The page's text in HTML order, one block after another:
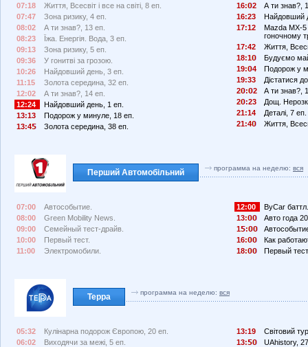
07:18
Життя, Всесвіт і все на світі, 8 еп.
07:47
Зона ризику, 4 еп.
08:02
А ти знав?, 13 еп.
08:23
Їжа. Енергія. Вода, 3 еп.
09:13
Зона ризику, 5 еп.
09:36
У гонитві за грозою.
10:26
Найдовший день, 3 еп.
11:15
Золота середина, 32 еп.
12:02
А ти знав?, 14 еп.
12:24
Найдовший день, 1 еп.
13:13
Подорож у минуле, 18 еп.
13:4
Золота середина, 38 еп.
16:
2
А ти знав?,
16:23
Найдовший
17:12
Mazda MX-
гоночному
17:42
Життя,
18:1
Будуємо
19:
4
Подорож у
19:33
Дістатися
2
: 2
А ти знав?,
2
:23
Дощ.
21:14
Деталі, 7 еп.
21:4
Життя,
Перший Автомобільний программа на неделю: вся
07:00
Автособытие.
08:00
Green Mobility News.
09:00
Семейный тест-драйв.
10:00
Первый тест.
11:00
Электромобили.
12:00
ByCar баттл.
13:
Авто года
1
:
16:
Как
18:
Первый
Терра программа на неделю: вся
05:32
Кулінарна подорож Європою, 20 еп.
06:02
Виходячи за межі, 5 еп.
13:19
Світовий
13:
UAhistory,